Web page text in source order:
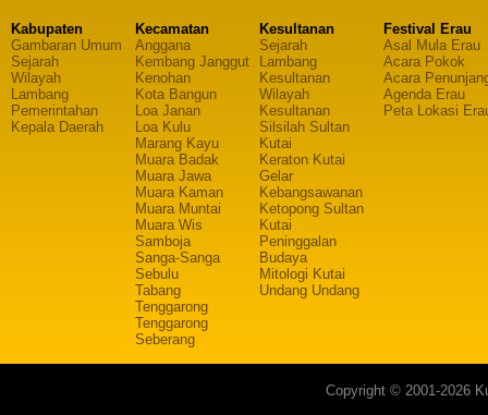
Kabupaten
Gambaran Umum
Sejarah
Wilayah
Lambang
Pemerintahan
Kepala Daerah
Kecamatan
Anggana
Kembang Janggut
Kenohan
Kota Bangun
Loa Janan
Loa Kulu
Marang Kayu
Muara Badak
Muara Jawa
Muara Kaman
Muara Muntai
Muara Wis
Samboja
Sanga-Sanga
Sebulu
Tabang
Tenggarong
Tenggarong
Seberang
Kesultanan
Sejarah
Lambang
Kesultanan
Wilayah
Kesultanan
Silsilah Sultan
Kutai
Keraton Kutai
Gelar
Kebangsawanan
Ketopong Sultan
Kutai
Peninggalan
Budaya
Mitologi Kutai
Undang Undang
Festival Erau
Asal Mula Erau
Acara Pokok
Acara
Agenda Erau
Peta Lokasi
Copyright © 2001-2026